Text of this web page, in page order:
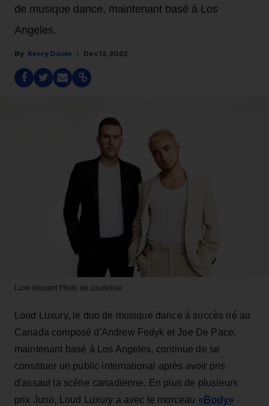
de musique dance, maintenant basé à Los
Angeles.
Kerry Doole Dec 12, 2023
Luxe bruyant Photo de courtoisie
Loud Luxury, le duo de musique dance à succès né au
Canada composé d'Andrew Fedyk et Joe De Pace,
maintenant basé à Los Angeles, continue de se
constituer un public international après avoir pris
d'assaut la scène canadienne. En plus de plusieurs
prix Juno, Loud Luxury a avec le morceau «Body»